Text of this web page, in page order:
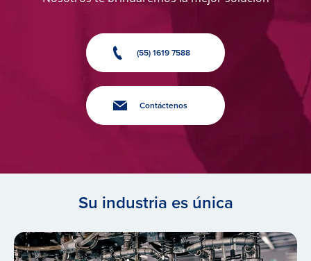
(55) 1619 7588
Contáctenos
Su industria es única